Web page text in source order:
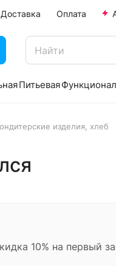
Доставка Оплата
Питьевая
изделия, хлеб
10% на первый